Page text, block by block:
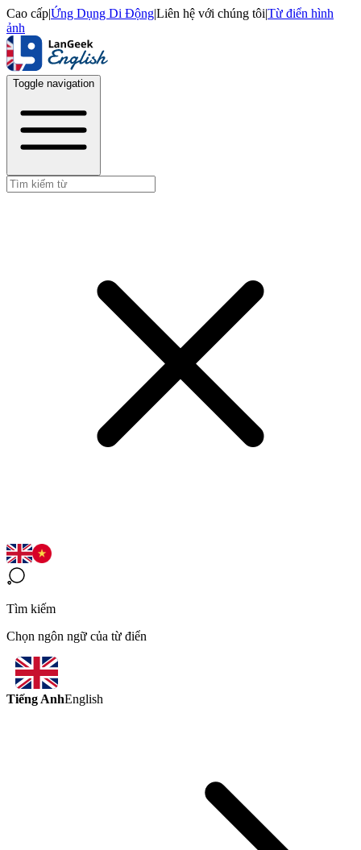
Cao cấp|Ứng Dụng Di Động|Liên hệ với chúng tôi|Từ điển hình
ảnh
Toggle navigation
Tìm kiếm
Chọn ngôn ngữ của từ điển
Tiếng AnhEnglish